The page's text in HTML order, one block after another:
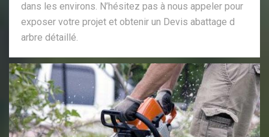
dans les environs. N’hésitez pas à nous appeler pour
exposer votre projet et obtenir un Devis abattage d
arbre détaillé.